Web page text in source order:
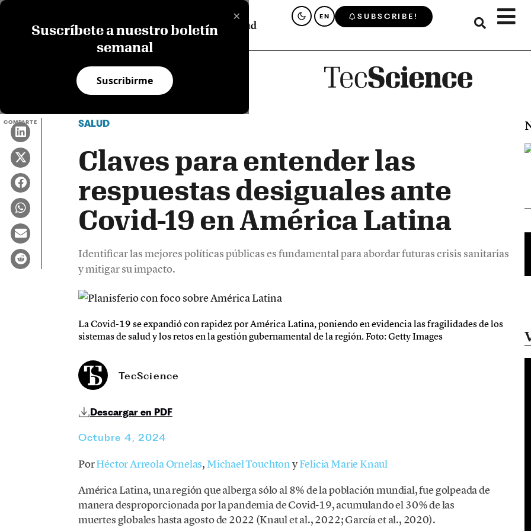
×
Suscríbete a nuestro boletín
semanal
Suscribirme
EN SUBSCRIBE!
COMPARTE SALUD
Claves para entender las
respuestas desiguales ante
Covid-19 en América Latina
Identificar las mejores políticas públicas es fundamental para abordar futuras crisis sanitarias
y mitigar su impacto.
La Covid-19 se expandió con rapidez por América Latina, poniendo en evidencia las fragilidades de los
sistemas de salud y los retos en la gestión gubernamental de la región. Foto: Getty Images
TecScience
Descargar en PDF
Octubre 4, 2024
PorHéctor Arreola Ornelas,Michael TouchtonyFelicia Marie Knaul
América Latina, una región que alberga sólo al 8% de la población mundial, fue golpeada de
manera desproporcionada por la pandemia de Covid-19, acumulando el 30% de las
muertes globales hasta agosto de 2022 (Knaul et al., 2022; García et al., 2020).